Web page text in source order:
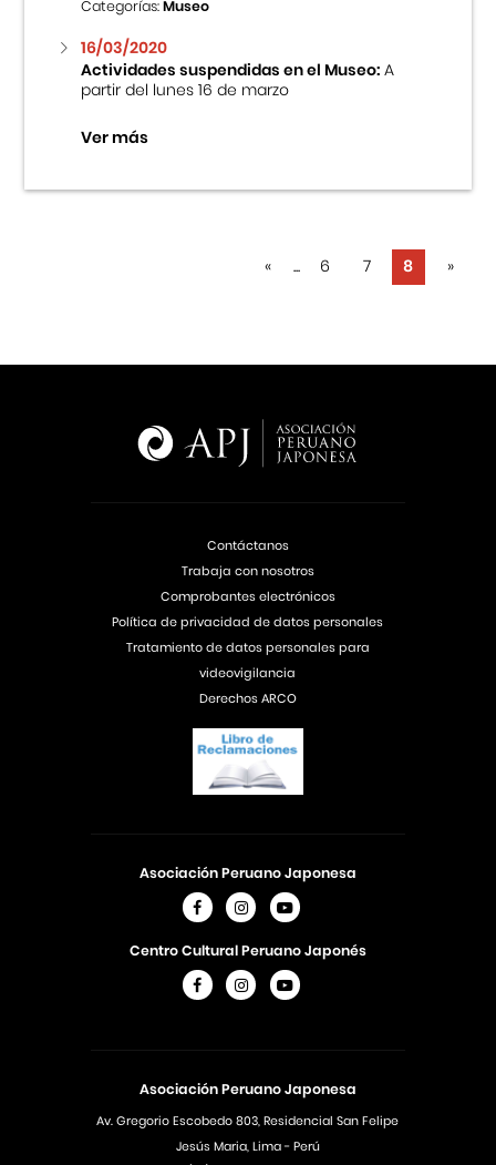
Categorías:Museo
16/03/2020
Actividades suspendidas en el Museo:A
partir del lunes 16 de marzo
Ver más
« ... 6 7 8 »
Asociación Peruano Japonesa
Av. Gregorio Escobedo 803, Residencial San Felipe
Jesús Maria, Lima - Perú
Asociación Peruano Japonesa
Centro Cultural Peruano Japonés
Contáctanos
Trabaja con nosotros
Comprobantes electrónicos
Política de privacidad de datos personales
Tratamiento de datos personales para
videovigilancia
Derechos ARCO